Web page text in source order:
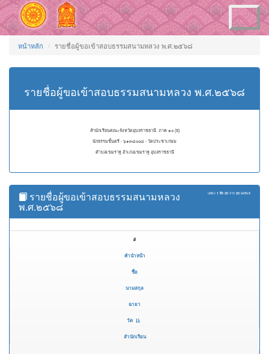
Toggle
navigation
หน้าหลัก รายชื่อผู้ขอเข้าสอบธรรมสนามหลวง พ.ศ.๒๕๖๘
รายชื่อผู้ขอเข้าสอบธรรมสนามหลวง พ.ศ.๒๕๖๘
สำนักเรียนคณะจังหวัดอุบลราชธานี ภาค ๑๐ (ธ)
นักธรรมชั้นตรี - ๖๑๓๘๐๐๘ - วัดประชาเกษม
ตำบลเขมราฐ อำเภอเขมราฐ อุบลราชธานี
แสดง 1 ถึง 20 จาก 20 ผลลัพธ์
รายชื่อผู้ขอเข้าสอบธรรมสนามหลวง
พ.ศ.๒๕๖๘
#
คำนำหน้า
ชื่อ
นามสกุล
ฉายา
วัด
สำนักเรียน